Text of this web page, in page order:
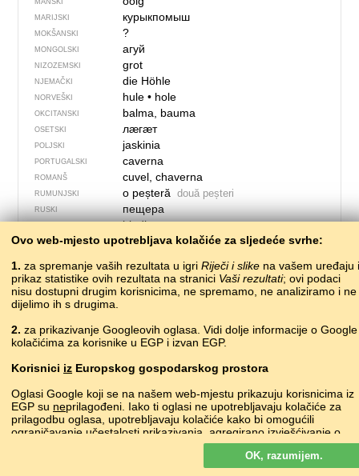
MANSKI
MARIJSKI курыкпомыш
MOKŠANSKI ?
MONGOLSKI агуй
NIZOZEMSKI grot
NJEMAČKI die Höhle
NORVEŠKI hule• hole
OKCITANSKI balma, bauma
OSETSKI лӕгӕт
POLJSKI jaskinia
PORTUGALSKI caverna
ROMANŠ cuvel, chaverna
RUMUNJSKI o peșteră două peșteri
RUSKI пещера
biedju
ŠKOTSKI GAELSKI uamh
SLOVENSKI jama
ŠPANJOLSKI cueva
SRPSKI
TADŽIČKI ғор, мағора
TATARSKI мәгарә•mäğarä
mağara
UDMURTSKI изгырк, мугырк
UKRAJINSKI печера
Ovo web-mjesto upotrebljava kolačiće za sljedeće svrhe:
1. za spremanje vaših rezultata u igri Riječi i slike na vašem uređaju i
prikaz statistike ovih rezultata na stranici Vaši rezultati; ovi podaci
nisu dostupni drugim korisnicima, ne spremamo, ne analiziramo i ne
dijelimo ih s drugima.
2. za prikazivanje Googleovih oglasa. Vidi dolje informacije o Google
kolačićima za korisnike u EGP i izvan EGP.
Korisnici iz Europskog gospodarskog prostora
Oglasi Google koji se na našem web-mjestu prikazuju korisnicima iz
EGP su neprilagođeni. Iako ti oglasi ne upotrebljavaju kolačiće za
prilagodbu oglasa, upotrebljavaju kolačiće kako bi omogućili
ograničavanje učestalosti prikazivanja, agregirano izvješćivanje o
oglasima i za borbu protiv prevara i zloupotrebe.
OK, razumijem.